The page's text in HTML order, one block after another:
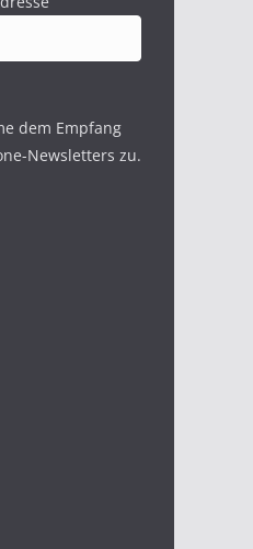
dem Empfang
Newsletters zu.